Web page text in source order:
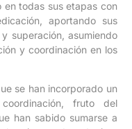
todas sus etapas con
aportando sus
superación, asumiendo
y coordinación en los
se han incorporado un
fruto del
han sabido sumarse a